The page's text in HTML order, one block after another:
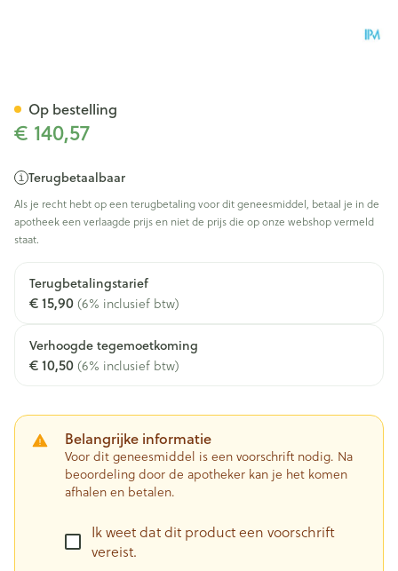
€ 140,57
Terugbetaalbaar
Als je recht hebt op een terugbetaling voor dit geneesmiddel, betaal je in de
apotheek een verlaagde prijs en niet de prijs die op onze webshop vermeld
staat.
Terugbetalingstarief
€ 15,90(6% inclusief btw)
Verhoogde tegemoetkoming
€ 10,50(6% inclusief btw)
Belangrijke informatie
Voor dit geneesmiddel is een voorschrift nodig. Na
beoordeling door de apotheker kan je het komen
afhalen en betalen.
Ik weet dat dit product een voorschrift
vereist.
Op bestelling